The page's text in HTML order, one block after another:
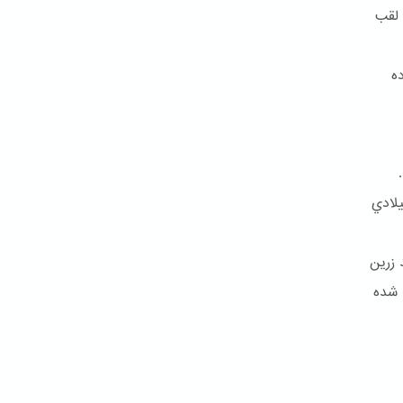
لقب
و بالاخره کمتر از شش سال بعد در ۹ جولای ۱۸۵۰ ميلادي
زرین
شده